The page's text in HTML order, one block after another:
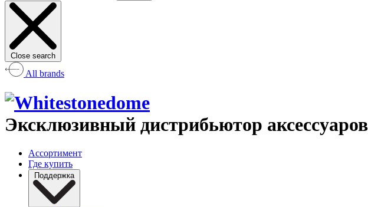
Close search
All brands
Эксклюзивный дистрибьютор
Ассортимент
Где купить
Поддержка